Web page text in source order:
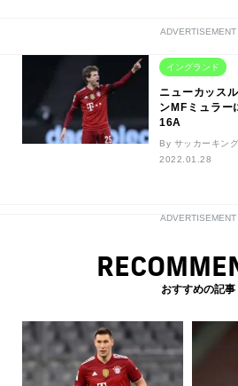
ADVERTISEMENT
イングランド
ニューカッス
ンMFミュラ
16A
By サッカーキン
2022.01.28
ADVERTISEMENT
おすすめの記事